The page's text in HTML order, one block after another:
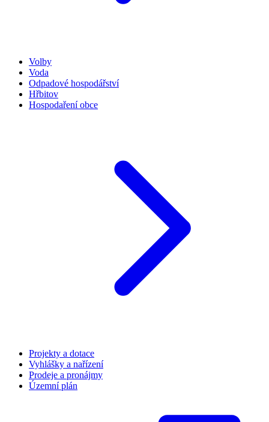
Volby
Voda
Odpadové hospodářství
Hřbitov
Hospodaření obce
Projekty a dotace
Vyhlášky a nařízení
Prodeje a pronájmy
Územní plán